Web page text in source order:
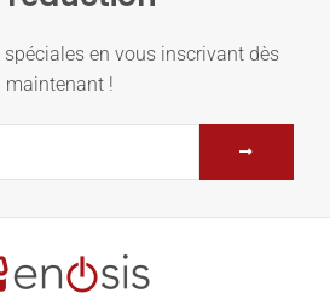
spéciales en vous inscrivant dès
maintenant !